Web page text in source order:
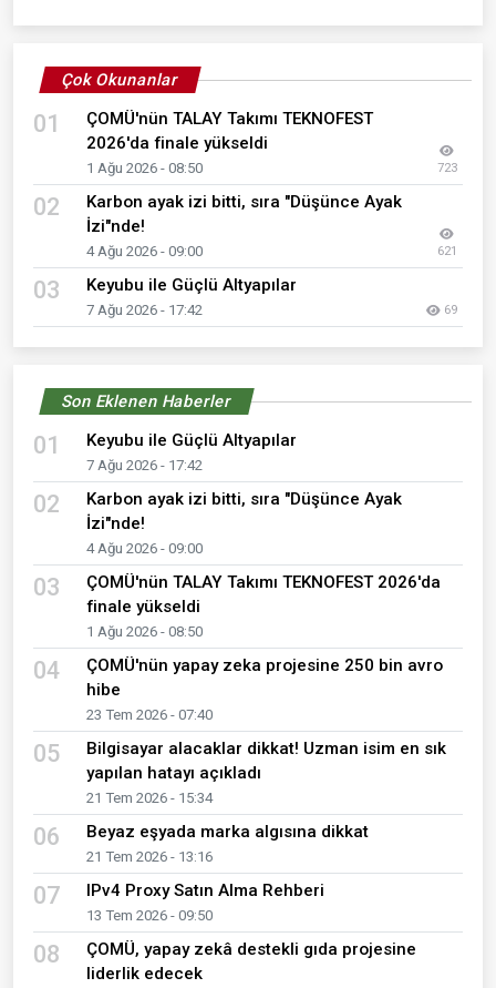
Çok Okunanlar
01
ÇOMÜ'nün TALAY Takımı TEKNOFEST
2026'da finale yükseldi
1 Ağu 2026 - 08:50 723
02
Karbon ayak izi bitti, sıra "Düşünce Ayak
İzi"nde!
4 Ağu 2026 - 09:00 621
03 Keyubu ile Güçlü Altyapılar
7 Ağu 2026 - 17:42 69
Son Eklenen Haberler
01 Keyubu ile Güçlü Altyapılar
7 Ağu 2026 - 17:42
02
Karbon ayak izi bitti, sıra "Düşünce Ayak
İzi"nde!
4 Ağu 2026 - 09:00
03
ÇOMÜ'nün TALAY Takımı TEKNOFEST 2026'da
finale yükseldi
1 Ağu 2026 - 08:50
04
ÇOMÜ'nün yapay zeka projesine 250 bin avro
hibe
23 Tem 2026 - 07:40
05
Bilgisayar alacaklar dikkat! Uzman isim en sık
yapılan hatayı açıkladı
21 Tem 2026 - 15:34
06 Beyaz eşyada marka algısına dikkat
21 Tem 2026 - 13:16
07 IPv4 Proxy Satın Alma Rehberi
13 Tem 2026 - 09:50
08
ÇOMÜ, yapay zekâ destekli gıda projesine
liderlik edecek